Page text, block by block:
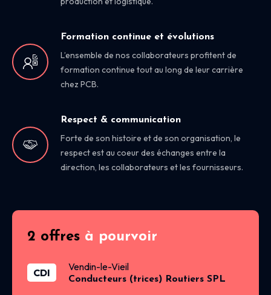
Formation continue et évolutions
L’ensemble de nos collaborateurs profitent de
formation continue tout au long de leur carrière
chez PCB.
Respect & communication
Forte de son histoire et de son organisation, le
respect est au coeur des échanges entre la
direction, les collaborateurs et les fournisseurs.
2 offres à pourvoir
CDI Vendin-le-Vieil
Conducteurs (trices) Routiers SPL